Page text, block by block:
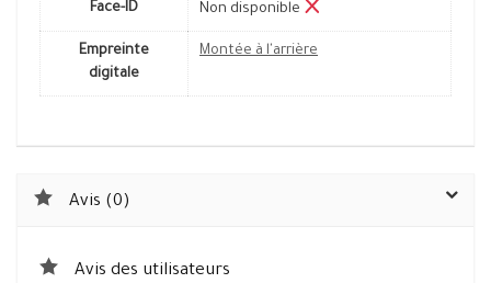
Face-ID Non disponible
Empreinte
digitale
Montée à l'arrière
Avis (0)
Avis des utilisateurs